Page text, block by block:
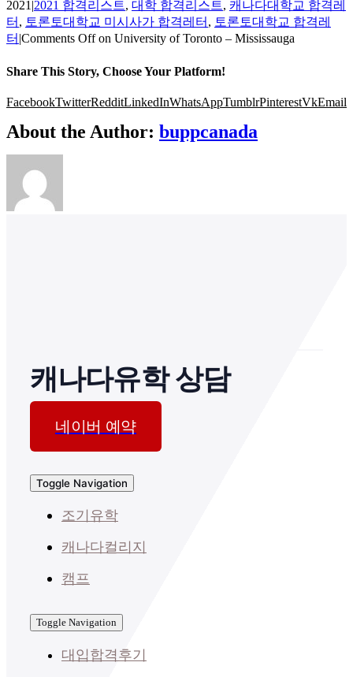
2021|2021 합격리스트, 대학 합격리스트, 캐나다대학교 합격레
터 , 토론토대학교 미시사가 합격레터 , 토론토대학교 합격레
터 |Comments Offon University of Toronto – Mississauga
Share This Story, Choose Your Platform!
FacebookTwitterRedditLinkedInWhatsAppTumblrPinterestVkEmail
About the Author: buppcanada
캐나다유학 상담
네이버 예약
Toggle Navigation
조기유학
캐나다컬리지
캠프
Toggle Navigation
대입합격후기